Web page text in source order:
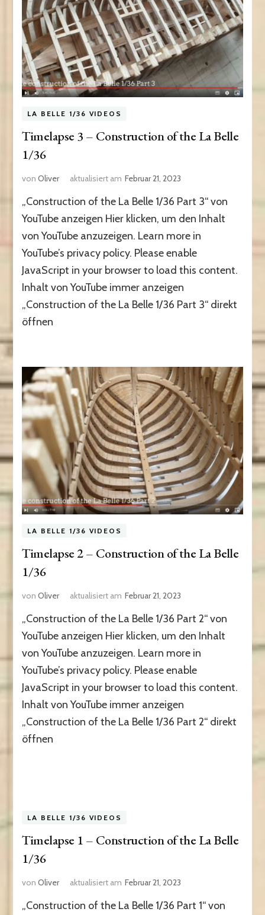
LA BELLE 1/36 VIDEOS
Timelapse 3 – Construction of the La Belle
1/36
vonOliver aktualisiert am Februar 21, 2023
„Construction of the La Belle 1/36 Part 3“ von
YouTube anzeigen Hier klicken, um den Inhalt
von YouTube anzuzeigen. Learn more in
YouTube’s privacy policy. Please enable
JavaScript in your browser to load this content.
Inhalt von YouTube immer anzeigen
„Construction of the La Belle 1/36 Part 3“ direkt
öffnen
LA BELLE 1/36 VIDEOS
Timelapse 2 – Construction of the La Belle
1/36
vonOliver aktualisiert am Februar 21, 2023
„Construction of the La Belle 1/36 Part 2“ von
YouTube anzeigen Hier klicken, um den Inhalt
von YouTube anzuzeigen. Learn more in
YouTube’s privacy policy. Please enable
JavaScript in your browser to load this content.
Inhalt von YouTube immer anzeigen
„Construction of the La Belle 1/36 Part 2“ direkt
öffnen
LA BELLE 1/36 VIDEOS
Timelapse 1 – Construction of the La Belle
1/36
vonOliver aktualisiert am Februar 21, 2023
„Construction of the La Belle 1/36 Part 1“ von